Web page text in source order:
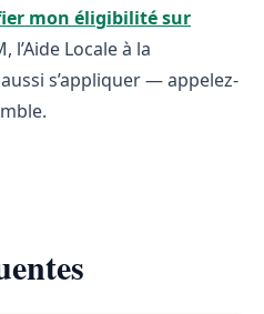
mon éligibilité sur
l’Aide Locale à la
s’appliquer — appelez-